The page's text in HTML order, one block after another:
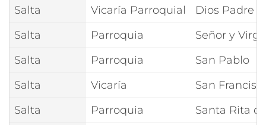
Salta
Vicaría Parroquial
Dios Padre
Salta
Parroquia
Señor y
Salta
Parroquia
San Pablo
Salta
Vicaría
San
Salta
Parroquia Santa Rita